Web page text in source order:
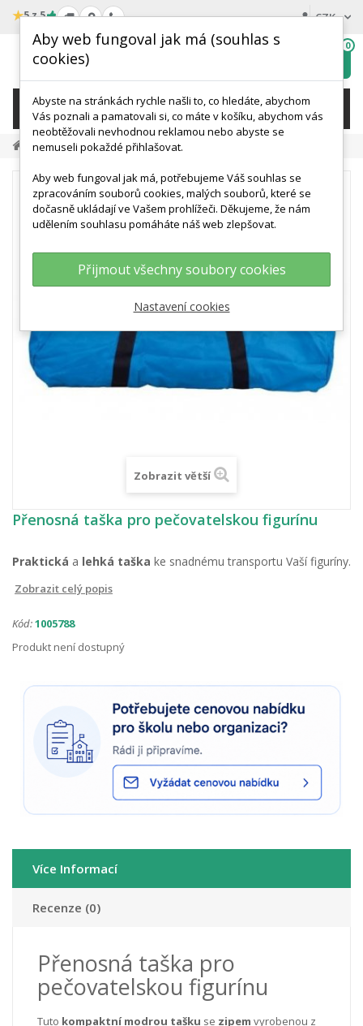
★5 z 5 CZK
wishlist
0
KATEGORIE
Doplňky Přenosná Taška Pro Pečovatelskou Figurínu
Zobrazit větší
Přenosná taška pro pečovatelskou figurínu
Praktická a lehká taška ke snadnému transportu Vaší figuríny.
Zobrazit celý popis
Kód:1005788
Produkt není dostupný
Více Informací
Recenze (0)
Přenosná taška pro
pečovatelskou figurínu
Tuto kompaktní modrou tašku se zipem vyrobenou z
Aby web fungoval jak má (souhlas s
cookies)
Abyste na stránkách rychle našli to, co hledáte, abychom
Vás poznali a pamatovali si, co máte v košíku, abychom vás
neobtěžovali nevhodnou reklamou nebo abyste se
nemuseli pokaždé přihlašovat.
Aby web fungoval jak má, potřebujeme Váš souhlas se
zpracováním souborů cookies, malých souborů, které se
dočasně ukládají ve Vašem prohlížeči. Děkujeme, že nám
udělením souhlasu pomáháte náš web zlepšovat.
Přijmout všechny soubory cookies
Nastavení cookies